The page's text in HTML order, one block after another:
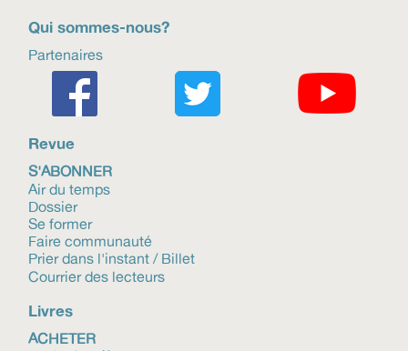
Qui sommes-nous?
Partenaires
Revue
S'ABONNER
Air du temps
Dossier
Se former
Faire communauté
Prier dans l'instant / Billet
Courrier des lecteurs
Livres
ACHETER